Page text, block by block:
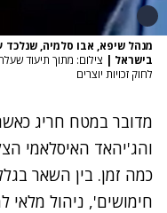
מנהל שיפא, אבו סלמיה,
בישראל |
לחוק זכויות יוצרים
מדובר במטח חריג
והג'יהאד האיסלאמי
כמה זמן. בין השאר
חימושים', ניהול